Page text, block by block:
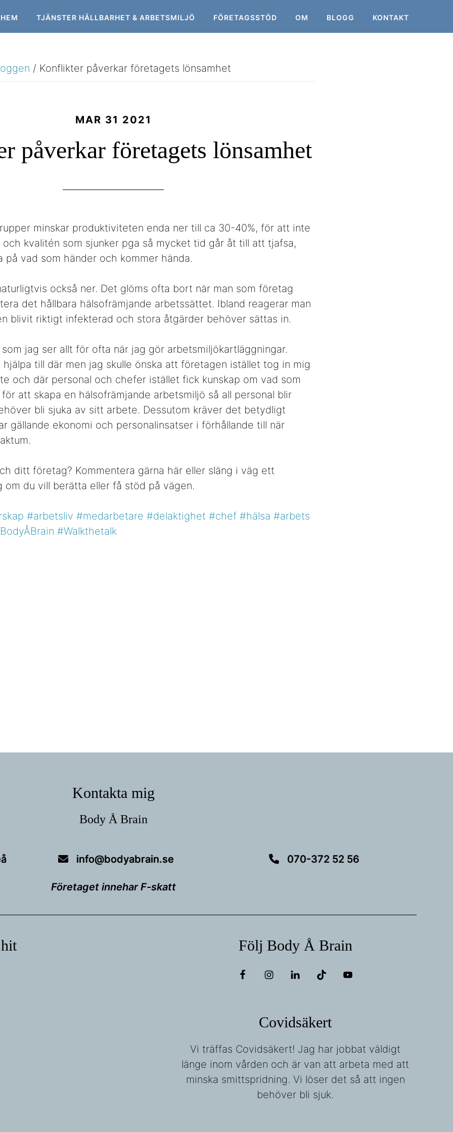
HEM TJÄNSTER HÅLLBARHET & ARBETSMILJÖ FÖRETAGSSTÖD OM BLOGG KONTAKT
/ Konflikter påverkar företagets lönsamhet
MAR 31 2021
påverkar företagets lönsamhet
minskar produktiviteten enda ner till ca 30-40%, för att inte
kvalitén som sjunker pga så mycket tid går åt till att tjafsa,
på vad som händer och kommer hända.
också ner. Det glöms ofta bort när man som företag
det hållbara hälsofrämjande arbetssättet. Ibland reagerar man
blivit riktigt infekterad och stora åtgärder behöver sättas in.
jag ser allt för ofta när jag gör arbetsmiljökartläggningar.
hjälpa till där men jag skulle önska att företagen istället tog in mig
och där personal och chefer istället fick kunskap om vad som
att skapa en hälsofrämjande arbetsmiljö så all personal blir
bli sjuka av sitt arbete. Dessutom kräver det betydligt
gällande ekonomi och personalinsatser i förhållande till när
ditt företag? Kommentera gärna här eller släng i väg ett
om du vill berätta eller få stöd på vägen.
#arbetsliv #medarbetare #delaktighet #chef #hälsa #arbets
#Walkthetalk
Kontakta mig
Body Å Brain
info@bodyabrain.se 070-372 52 56
Företaget innehar F-skatt
Följ Body Å Brain
Covidsäkert
Vi träffas Covidsäkert! Jag har jobbat väldigt
länge inom vården och är van att arbeta med att
minska smittspridning. Vi löser det så att ingen
behöver bli sjuk.